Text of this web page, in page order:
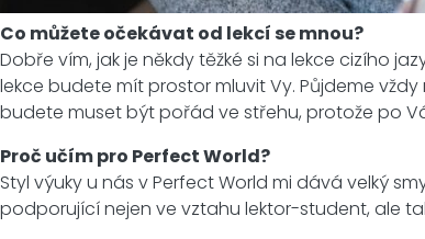
Co můžete očekávat od lekcí se mnou?
Dobře vím, jak je někdy těžké si na lekce cizího
lekce budete mít prostor mluvit Vy. Půjdeme
budete muset být pořád ve střehu, protože po
Proč učím pro Perfect World?
Styl výuky u nás v Perfect World mi dává velký
podporující nejen ve vztahu lektor-student, ale